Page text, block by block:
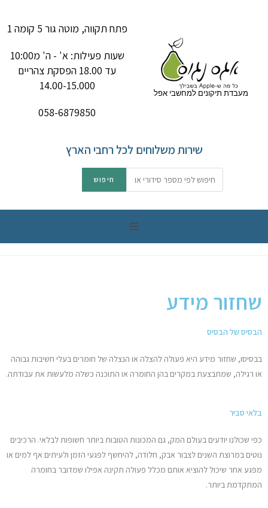
מעבדת תיקונים למחשבי אפל
פתח תקווה, מוטה גור 5 קומה 1
שעות פעילות: א' - ה' מ10:00
עד 18.00 הפסקת צהריים
14.00-15.000
058-6879850
שירות משלוחים לכל רחבי הארץ
מחשבי אפל משומשים
חלקים למק | Apple
שירות תיקונים למכשירי אפל
שחזור מידע
הבסיס של הבסיס
בבסיסו, שחזור מידע היא פעולה להצלה או הנצלה של חומרים בעלי חשיבות גבוהה
או רגילה, שמתבצעת במקרים בהן החומרה או התוכנה כשלה מלעשות את עבודתה.
בלאי סביר
כפי שכולנו יודעים בעולם המק, גם המכונות הטובות ביותר חשופות לבלאי. הרכיבים
נוטים במרוצת השנים לצבור אבק, חלודה, להיחשף לפגעי הזמן ולעיתים אף למים או
מפגע אחר שיכול להוציא אותם מכלל פעולה תקינה אפילו שמדובר בחומרה
המתקדמת ביותר.